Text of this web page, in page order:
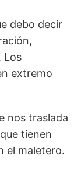
debo decir
Los
extremo
nos traslada
tienen
el maletero.